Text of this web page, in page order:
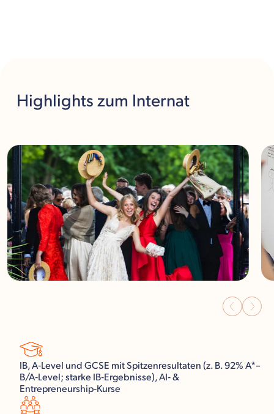
Highlights zum Internat
IB, A‑Level und GCSE mit Spitzenresultaten (z. B. 92% A*–
B/A‑Level; starke IB‑Ergebnisse), AI‑ &
Entrepreneurship‑Kurse